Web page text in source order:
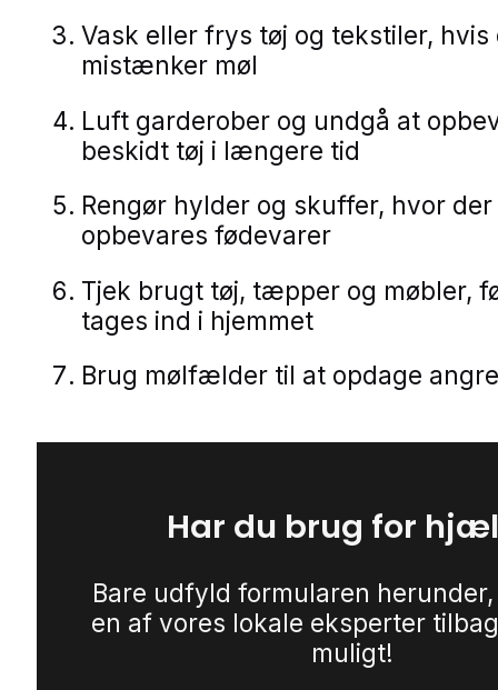
Vask eller frys tøj og tekstiler, hvis
mistænker møl
Luft garderober og undgå at
beskidt tøj i længere tid
Rengør hylder og skuffer, hvor der
opbevares fødevarer
Tjek brugt tøj, tæpper og møbler,
tages ind i hjemmet
Brug mølfælder til at opdage
Har du brug for
Bare udfyld formularen
en af vores lokale eksperter
muligt!